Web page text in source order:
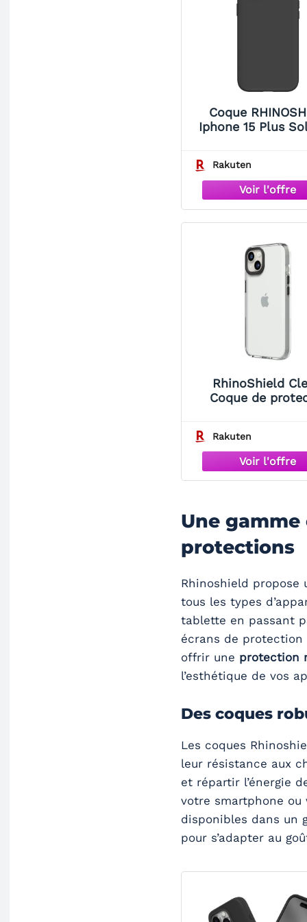
Coque
Iphone 15 Plus
Rakuten
RhinoShield
Coque de
polyester, TPE -
pour Apple
Plus
Rakuten
Une
protections
Rhinoshield propose
tous les types
tablette en passant
écrans de protection
offrir une protection
l’esthétique de vos
Des coques
Les coques
leur résistance aux
et répartir l’énergie
votre smartphone
disponibles dans un
pour s’adapter au